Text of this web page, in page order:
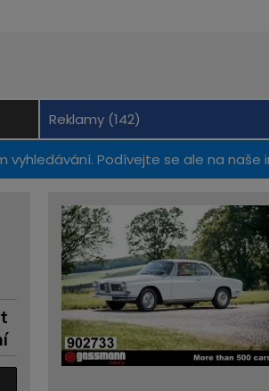
Reklamy (142)
Podívejte se ale na naše